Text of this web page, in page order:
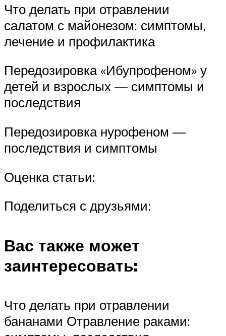
Что делать при отравлении
салатом с майонезом: симптомы,
лечение и профилактика
Передозировка «Ибупрофеном» у
детей и взрослых — симптомы и
последствия
Передозировка нурофеном —
последствия и симптомы
Оценка статьи:
Поделиться с друзьями:
Вас также может
заинтересовать:
Что делать при отравлении
бананами Отравление раками: